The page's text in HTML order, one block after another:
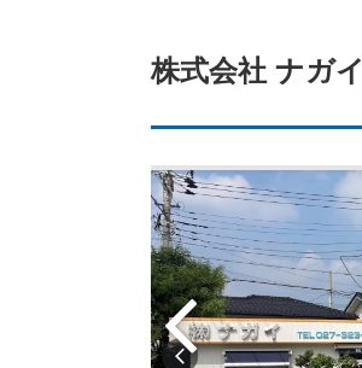
株式会社 ナガイ